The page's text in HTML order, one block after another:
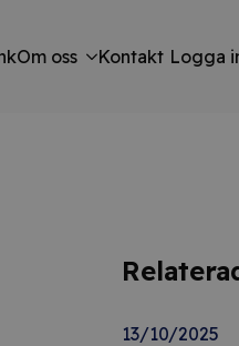
Om oss Kontakt Logga
13/10/2025